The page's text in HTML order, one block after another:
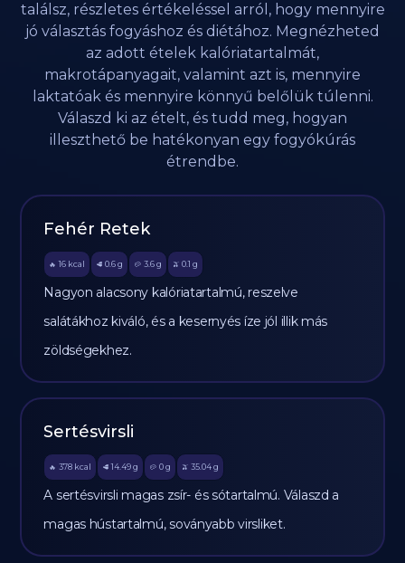
találsz, részletes értékeléssel arról, hogy mennyire
jó választás fogyáshoz és diétához. Megnézheted
az adott ételek kalóriatartalmát,
makrotápanyagait, valamint azt is, mennyire
laktatóak és mennyire könnyű belőlük túlenni.
Válaszd ki az ételt, és tudd meg, hogyan
illeszthető be hatékonyan egy fogyókúrás
étrendbe.
Fehér Retek
🔥 16 kcal 🥩 0.6 g 🥔 3.6g 🫒 0.1 g
Nagyon alacsony kalóriatartalmú, reszelve
salátákhoz kiváló, és a kesernyés íze jól illik más
zöldségekhez.
Sertésvirsli
🔥 378 kcal 🥩 14.49 g 🥔 0g 🫒 35.04 g
A sertésvirsli magas zsír- és sótartalmú. Válaszd a
magas hústartalmú, soványabb virsliket.